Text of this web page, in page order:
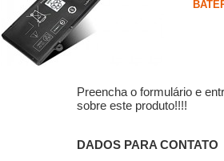
Preencha o formulário e
sobre este produto!!!!
DADOS PARA CONTATO